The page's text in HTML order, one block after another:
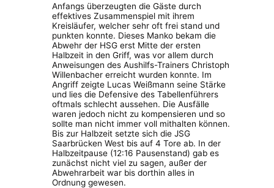
Anfangs überzeugten die Gäste durch
effektives Zusammenspiel mit ihrem
Kreisläufer, welcher sehr oft frei stand und
punkten konnte. Dieses Manko bekam die
Abwehr der HSG erst Mitte der ersten
Halbzeit in den Griff, was vor allem durch
Anweisungen des Aushilfs-Trainers Christoph
Willenbacher erreicht wurden konnte. Im
Angriff zeigte Lucas Weißmann seine Stärke
und lies die Defensive des Tabellenführers
oftmals schlecht aussehen. Die Ausfälle
waren jedoch nicht zu kompensieren und so
sollte man nicht immer voll mithalten können.
Bis zur Halbzeit setzte sich die JSG
Saarbrücken West bis auf 4 Tore ab. In der
Halbzeitpause (12:16 Pausenstand) gab es
zunächst nicht viel zu sagen, außer der
Abwehrarbeit war bis dorthin alles in
Ordnung gewesen.